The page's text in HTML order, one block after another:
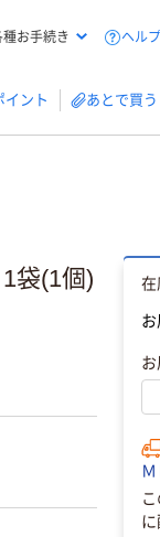
種お手続き ヘルプ
イント あとで買う
袋(1個)
在
お
お
に